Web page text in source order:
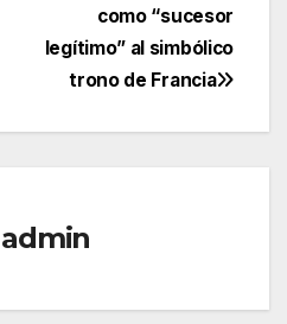
como “sucesor
legítimo” al simbólico
trono de Francia
admin